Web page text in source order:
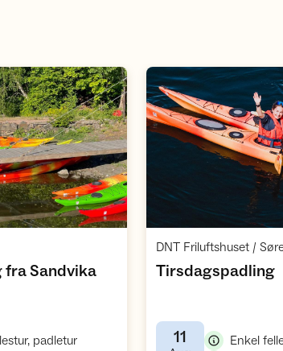
aktivitet
Sandvika
padletur,
DNT Friluftshuset /
Tirsdagspadling,
11 Enkel